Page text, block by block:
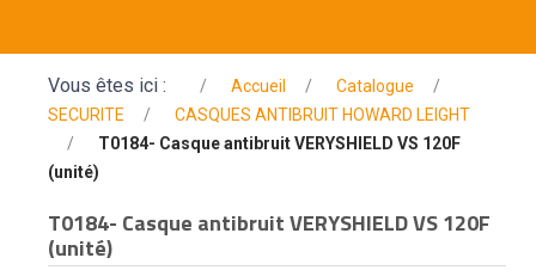
Vous êtes ici : Accueil
Catalogue
SECURITE
CASQUES ANTIBRUIT HOWARD LEIGHT
T0184- Casque antibruit VERYSHIELD VS 120F
(unité)
T0184- Casque antibruit VERYSHIELD VS 120F
(unité)